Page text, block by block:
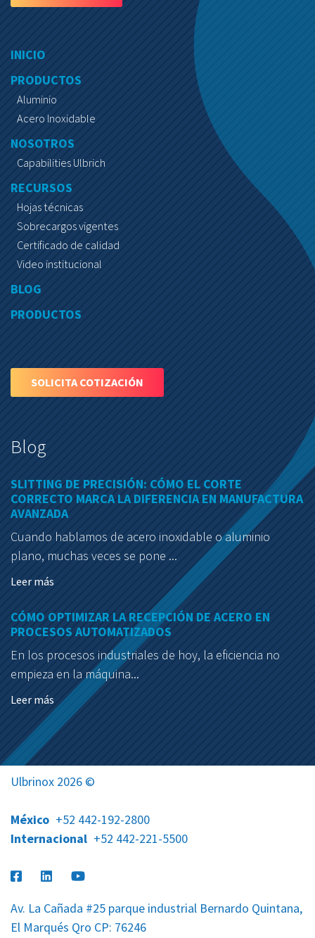
INICIO
PRODUCTOS
Aluminio
Acero Inoxidable
NOSOTROS
Capabilities Ulbrich
RECURSOS
Hojas técnicas
Sobrecargos vigentes
Certificado de calidad
Video institucional
BLOG
PRODUCTOS
SOLICITA COTIZACIÓN
Blog
SLITTING DE PRECISIÓN: CÓMO EL CORTE
CORRECTO MARCA LA DIFERENCIA EN MANUFACTURA
AVANZADA
Cuando hablamos de acero inoxidable o aluminio
plano, muchas veces se pone ...
Leer más
CÓMO OPTIMIZAR LA RECEPCIÓN DE ACERO EN
PROCESOS AUTOMATIZADOS
En los procesos industriales de hoy, la eficiencia no
empieza en la máquina...
Leer más
Ulbrinox 2026 ©
México +52 442-192-2800
Internacional +52 442-221-5500
Av. La Cañada #25 parque industrial Bernardo Quintana,
El Marqués Qro CP: 76246